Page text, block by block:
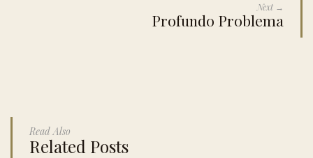
Next →
Profundo Problema
Read Also
Related Posts